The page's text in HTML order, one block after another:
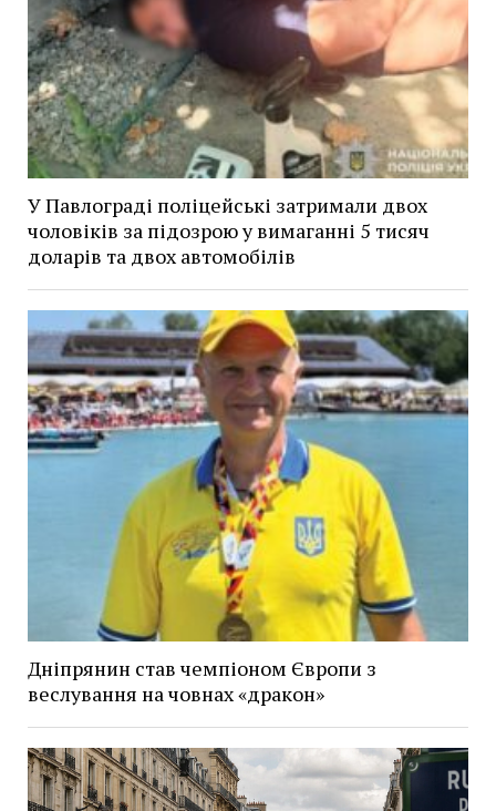
У Павлограді поліцейські затримали двох
чоловіків за підозрою у вимаганні 5 тисяч
доларів та двох автомобілів
Дніпрянин став чемпіоном Європи з
веслування на човнах «дракон»